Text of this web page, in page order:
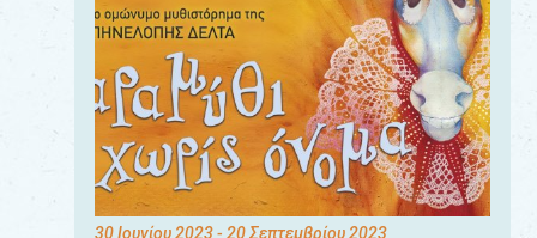
30 Ιουνίου 2023- 20 Σεπτεμβρίου 2023